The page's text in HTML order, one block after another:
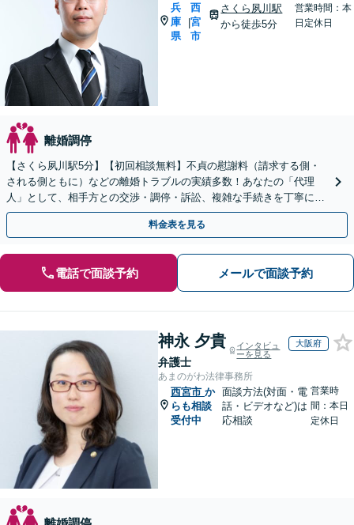
兵
庫
県
|
西
宮
市
さくら夙川駅
から徒歩5分
営業時間：本
日定休日
離婚調停
【さくら夙川駅5分】【初回相談無料】不貞の慰謝料（請求する側・
される側ともに）などの離婚トラブルの実績多数！あなたの「代理
人」として、相手方との交渉・調停・訴訟、複雑な手続きを丁寧にサ
ポートいたします。財産分与・養育費・婚姻費用なども対応
料金表を見る
電話で面談予約 メールで面談予約
神永 夕貴
弁護士
インタビュ
ーを見る
大阪府
あまのがわ法律事務所
西宮市 か
らも相談
受付中
面談方法(対面・電
話・ビデオなど)は
応相談
営業時
間：本日
定休日